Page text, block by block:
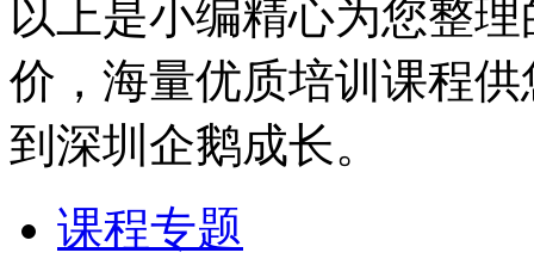
以上是小编精心为您整
价，海量优质培训课程
到深圳企鹅成长。
课程专题